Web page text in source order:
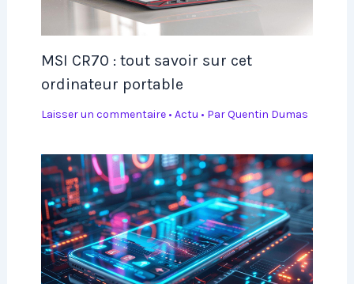
MSI CR70 : tout savoir sur cet
ordinateur portable
Laisser un commentaire • Actu • ParQuentin Dumas